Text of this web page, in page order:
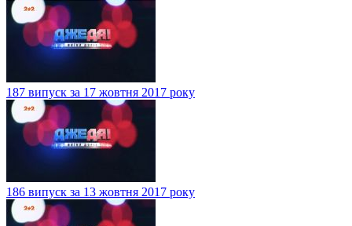
187 випуск за 17 жовтня 2017 року
186 випуск за 13 жовтня 2017 року